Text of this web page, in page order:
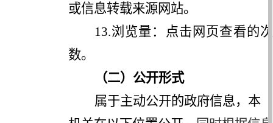
或信息转载来源网站。
13.浏览量：点击网页查看的次
数。
（二）公开形式
属于主动公开的政府信息，本